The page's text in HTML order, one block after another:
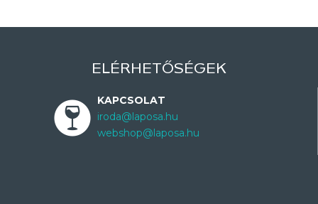
ELÉRHETŐSÉGEK
KAPCSOLAT
iroda@laposa.hu
webshop@laposa.hu